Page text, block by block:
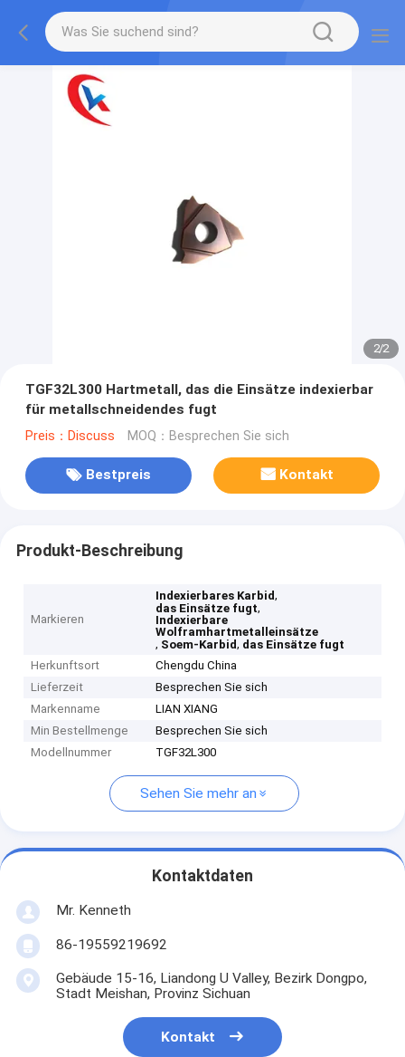
2/2
TGF32L300 Hartmetall, das die Einsätze indexierbar
für metallschneidendes fugt
Preis：Discuss MOQ：Besprechen Sie sich
Bestpreis Kontakt
Produkt-Beschreibung
Markieren
Indexierbares Karbid,
das Einsätze fugt,
Indexierbare
Wolframhartmetalleinsätze
, Soem-Karbid, das Einsätze fugt
Herkunftsort
Chengdu China
Lieferzeit
Besprechen Sie sich
Markenname
LIAN XIANG
Min Bestellmenge
Besprechen Sie sich
Modellnummer
TGF32L300
Sehen Sie mehr an
Kontaktdaten
Mr. Kenneth
86-19559219692
Gebäude 15-16, Liandong U Valley, Bezirk Dongpo,
Stadt Meishan, Provinz Sichuan
Kontakt